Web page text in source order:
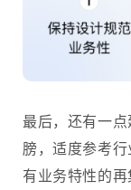
最后，还有一
膀，适度参考
有业务特性的